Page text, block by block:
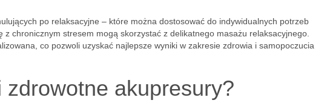
po relaksacyjne – które można dostosować do indywidualnych potrzeb
z chronicznym stresem mogą skorzystać z delikatnego masażu relaksacyjnego.
co pozwoli uzyskać najlepsze wyniki w zakresie zdrowia i samopoczucia
akupresury?